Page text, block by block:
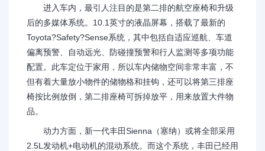
进入车内，最引人注目的是第二排的航空座椅和升级
后的多媒体系统。10.1英寸的液晶屏幕，搭载了最新的
Toyota?Safety?Sense系统，其中包括自适应巡航、车道
偏离预警、自动远光、防碰撞预警和行人监测等多项功能
配置。此车定位于家用，所以车内储物空间非常丰富，不
但有着大量放小物件的储物格和挂钩，还可以将第三排座
椅按比例放倒，第二排座椅可拆掉放平，用来放置大件物
品。
动力方面，新一代丰田Sienna（塞纳）或将全部采用
2.5L发动机+电动机的混动系统。而这个系统，丰田已经用